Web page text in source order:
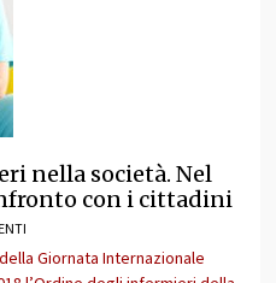
nella società. Nel
con i cittadini
Giornata Internazionale